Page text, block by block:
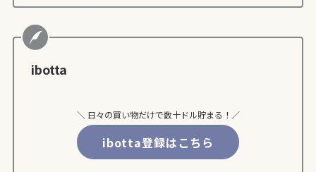
ibotta
＼ 日々の買い物だけで数十ドル貯まる！／
ibotta登録はこちら